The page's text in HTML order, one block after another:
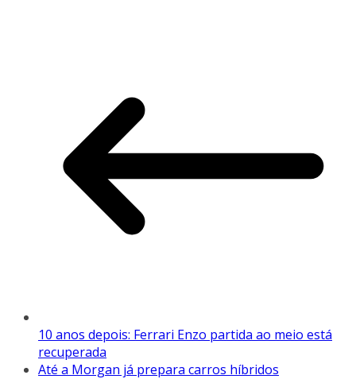
10 anos depois: Ferrari Enzo partida ao meio está
recuperada
Até a Morgan já prepara carros híbridos